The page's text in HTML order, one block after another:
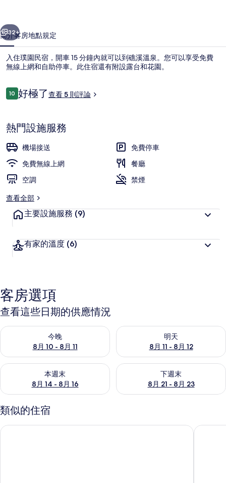
集
大廳休息區
個 下一個
32+
簡介客房地點規定
入住璞園民宿，開車 15 分鐘內就可以到礁溪溫泉。您可以享受免費
無線上網和自助停車。此住宿還有附設露台和花園。
評
論
1010 分，滿分 10 分，
好極了查看 5 則評論
熱門設施服務
機場接送
免費停車
免費無線上網
餐廳
空調
禁煙
查看全部
主要設施服務 (9)
有家的溫度 (6)
客房選項
查看這些日期的供應情況
今晚
8月 10 - 8月 11
查看今晚 (8月 10 - 8月 11) 的供應情況
明天
8月 11 - 8月 12
查看明天 (8月 11 - 8月 12) 的供
本週末
8月 14 - 8月 16
查看本週末 (8月 14 - 8月 16) 的供應情況
下週末
8月 21 - 8月 23
查看下週末 (8月 21 - 8月 23)
類似的住宿
小窩旅店(羅東夜巿店) 金羅東